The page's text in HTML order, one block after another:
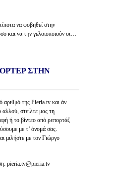
να φοβηθεί στην
και να την γελοιοποιούν οι…
ΣΤΗΝ
αριθμό της Pieria.tv και άν
στείλτε μας τη
ή το βίντεο από ρεπορτάζ
με τ’ όνομά σας.
μιλήστε με τον Γιώργο
pieria.tv@pieria.tv